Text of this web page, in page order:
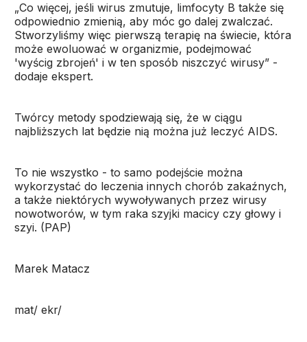
„Co więcej, jeśli wirus zmutuje, limfocyty B także się
odpowiednio zmienią, aby móc go dalej zwalczać.
Stworzyliśmy więc pierwszą terapię na świecie, która
może ewoluować w organizmie, podejmować
'wyścig zbrojeń' i w ten sposób niszczyć wirusy” -
dodaje ekspert.
Twórcy metody spodziewają się, że w ciągu
najbliższych lat będzie nią można już leczyć AIDS.
To nie wszystko - to samo podejście można
wykorzystać do leczenia innych chorób zakaźnych,
a także niektórych wywoływanych przez wirusy
nowotworów, w tym raka szyjki macicy czy głowy i
szyi. (PAP)
Marek Matacz
mat/ ekr/